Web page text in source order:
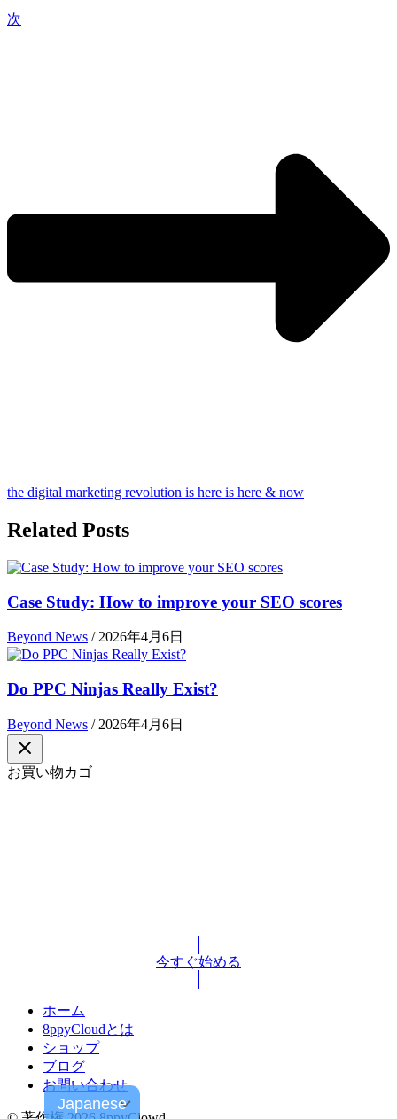
次
the digital marketing revolution is here is here & now
Related Posts
Case Study: How to improve your SEO scores
Beyond News / 2026年4月6日
Do PPC Ninjas Really Exist?
Beyond News / 2026年4月6日
お買い物カゴ
今すぐ始める
ホーム
8ppyCloudとは
ショップ
ブログ
お問い合わせ